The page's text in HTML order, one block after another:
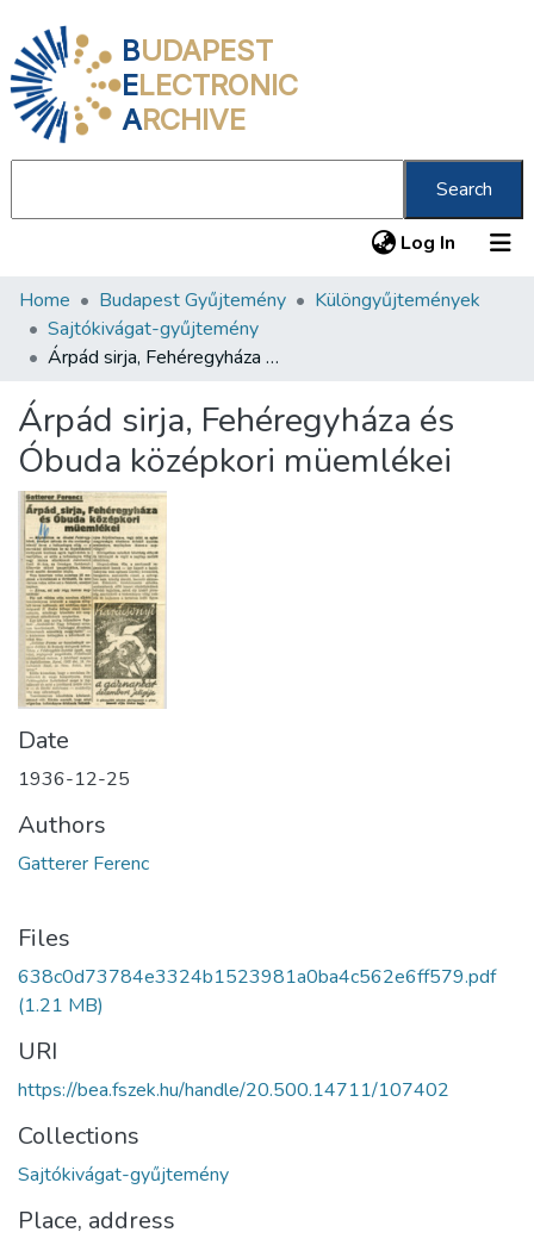
BUDAPEST
ELECTRONIC
ARCHIVE
Search
Log In (current)
Communities & Collections
All of DSpace
Statistics
About us
Home Budapest Gyűjtemény
Különgyűjtemények
Sajtókivágat-gyűjtemény
Árpád sirja, Fehéregyháza és Óbuda középkori müemlékei
Árpád sirja, Fehéregyháza és
Óbuda középkori müemlékei
Date
1936-12-25
Authors
Gatterer Ferenc
Files
638c0d73784e3324b1523981a0ba4c562e6ff579.pdf
(1.21 MB)
URI
https://bea.fszek.hu/handle/20.500.14711/107402
Collections
Sajtókivágat-gyűjtemény
Place, address